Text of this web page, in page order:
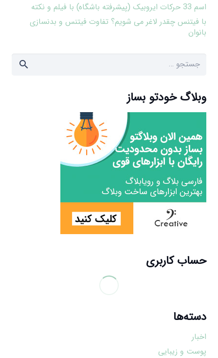
اسم 33 حرکات ایروبیک (پیشرفته باشگاه) با فیلم و نکته
با فیتنس چقدر لاغر می شویم؟ تفاوت فیتنس و بدنسازی
بانوان
جستجو
وبلاگ خودتو بساز
حساب کاربری
دسته‌ها
اخبار
پوست و زیبایی